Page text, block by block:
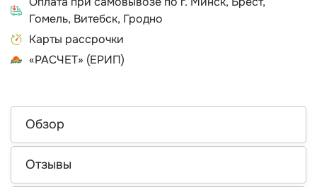
Гомель, Витебск, Гродно
Карты рассрочки
«РАСЧЕТ» (ЕРИП)
Обзор
Отзывы